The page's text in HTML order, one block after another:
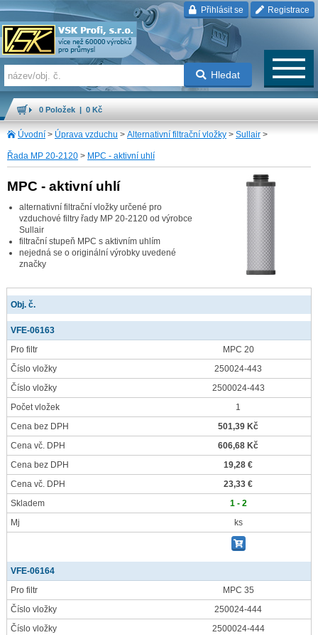
Přihlásit se Registrace
Hledat
0 Položek | 0 Kč
Úvodní > Úprava vzduchu > Alternativní filtrační vložky > Sullair >
Řada MP 20-2120 > MPC - aktivní uhlí
MPC - aktivní uhlí
alternativní filtrační vložky určené pro
vzduchové filtry řady MP 20-2120 od výrobce
Sullair
filtrační stupeň MPC s aktivním uhlím
nejedná se o originální výrobky uvedené
značky
Obj. č.
VFE-06163
Pro filtr
MPC 20
Číslo vložky
250024-443
Číslo vložky
2500024-443
Počet vložek
1
Cena bez DPH
501,39 Kč
Cena vč. DPH
606,68 Kč
Cena bez DPH
19,28 €
Cena vč. DPH
23,33 €
Skladem
1 - 2
Mj
ks
VFE-06164
Pro filtr
MPC 35
Číslo vložky
250024-444
Číslo vložky
2500024-444